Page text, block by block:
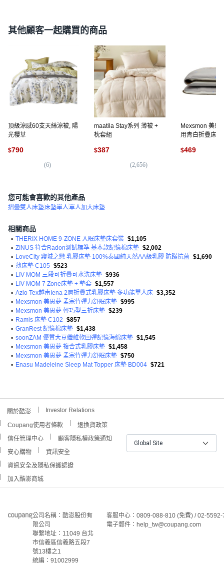
其他顧客一起購買的商品
頂級涼感60支天絲涼被, 陽
光櫻草
$790
(6)
maatila Stay系列 薄被 +
枕套組
$387
(2,656)
Mexsmon 美思
用青白折疊床墊
$469
您可能會喜歡的其他產品
摺疊雙人床墊床墊單人單人加大床墊
相關商品
• THERIX HOME 9-ZONE 入眠床墊床套裝 $1,105
• ZINUS 符合Radon測試標準 基本款記憶棉床墊 $2,002
• LoveCity 寢城之戀 乳膠床墊 100%泰國純天然AA級乳膠 防蹣抗菌 $1,690
• 薄床墊 C105 $523
• LIV MOM 三段可折疊可水洗床墊 $936
• LIV MOM 7 Zone床墊 + 墊套 $1,557
• Azio Tex越南Iena 2層折疊式乳膠床墊 多功能單人床 $3,352
• Mexsmon 美思夢 孟宗竹彈力舒眠床墊 $995
• Mexsmon 美思夢 輕巧型三折床墊 $239
• Ramis 床墊 C102 $857
• GranRest 記憶棉床墊 $1,438
• soonZAM 優質大豆纖維軟回彈記憶海綿床墊 $1,545
• Mexsmon 美思夢 複合式乳膠床墊 $1,458
• Mexsmon 美思夢 孟宗竹彈力舒眠床墊 $750
• Enasu Madeleine Sleep Mat Topper 床墊 BD004 $721
關於酷澎 Investor Relations
Coupang使用者條款
退換貨政策
信任管理中心
顧客隱私權政策通知
安心購物
資訊安全
資訊安全及隱私保護認證
加入酷澎商城
Global Site
公司名稱：酷澎股份有
限公司
聯繫地址：11049 台北
市信義區信義路五段7
號13樓之1
統編：91002999
客服中心：0809-088-810 (免費) / 02-
電子郵件：help_tw@coupang.com